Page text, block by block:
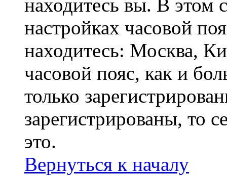
находитесь вы. В этом
настройках часовой
находитесь: Москва,
часовой пояс, как и
только
зарегистрированы, то
это.
Вернуться к началу